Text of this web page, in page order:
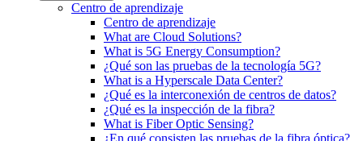
Centro de aprendizaje
Centro de aprendizaje
What are Cloud Solutions?
What is 5G Energy Consumption?
¿Qué son las pruebas de la tecnología 5G?
What is a Hyperscale Data Center?
¿Qué es la interconexión de centros de datos?
¿Qué es la inspección de la fibra?
What is Fiber Optic Sensing?